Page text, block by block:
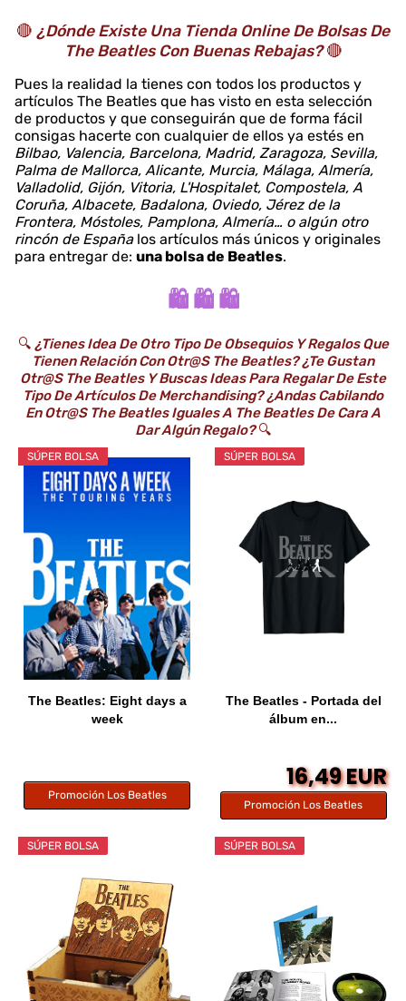
🔴 ¿Dónde Existe Una Tienda Online De Bolsas De
The Beatles Con Buenas Rebajas?🔴
Pues la realidad la tienes con todos los productos y
artículos The Beatles que has visto en esta selección
de productos y que conseguirán que de forma fácil
consigas hacerte con cualquier de ellos ya estés en
Bilbao, Valencia, Barcelona, Madrid, Zaragoza, Sevilla,
Palma de Mallorca, Alicante, Murcia, Málaga, Almería,
Valladolid, Gijón, Vitoria, L'Hospitalet, Compostela, A
Coruña, Albacete, Badalona, Oviedo, Jérez de la
Frontera, Móstoles, Pamplona, Almería… o algún otro
rincón de Españalos artículos más únicos y originales
para entregar de: una bolsa de Beatles.
🛍️ 🛍️ 🛍️
🔍 ¿Tienes Idea De Otro Tipo De Obsequios Y Regalos Que
Tienen Relación Con Otr@s The Beatles? ¿Te Gustan
Otr@s The Beatles Y Buscas Ideas Para Regalar De Este
Tipo De Artículos De Merchandising? ¿Andas Cabilando
En Otr@s The Beatles Iguales A The Beatles De Cara A
Dar Algún Regalo?🔍
SÚPER BOLSA
The Beatles: Eight days a
week
Promoción Los Beatles
SÚPER BOLSA
The Beatles - Portada del
álbum en...
16,49 EUR
Promoción Los Beatles
SÚPER BOLSA SÚPER BOLSA